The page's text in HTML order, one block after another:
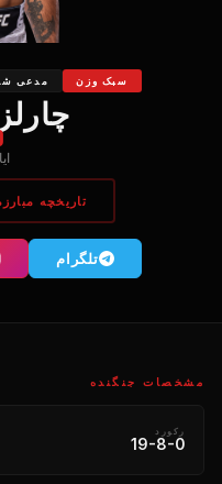
سبک وزن مدعی
تاریخچه
تلگرام
مشخصات جنگنده
رکورد
19-8-0